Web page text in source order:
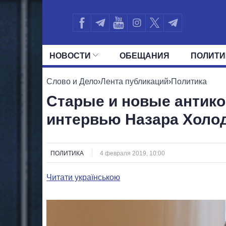
НОВОСТИ ОБЕЩАНИЯ
ВСЕ ПОЛИТИКИ ПРЕЗИДЕНТ И
Слово и Дело›Лента публикаций›Политика
Старые и новые
интервью Назара
ПОЛИТИКА 4 февраля 2019, 10:00
Читати українською